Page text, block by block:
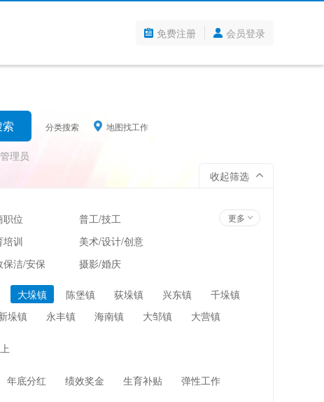
免费注册 会员登录
分类搜索 地图找工作
理员
收起筛选
职位
普工/技工
培训
美术/设计/创意
保洁/安保
摄影/婚庆
管理
更多
大垛镇 陈堡镇 荻垛镇 兴东镇
千垛镇
垛镇 永丰镇 海南镇 大邹镇 大营镇
年底分红 绩效奖金 生育补贴
弹性工作